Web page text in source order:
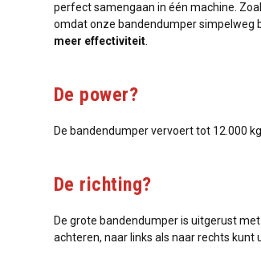
perfect samengaan in één machine.
omdat onze bandendumper simpelweg
meer effectiviteit
De power?
De bandendumper vervoert tot 12.000
De richting?
De grote bandendumper is uitgerust
achteren, naar links als naar rechts kunt